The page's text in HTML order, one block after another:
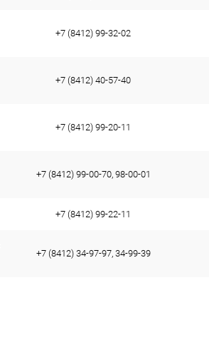
+7 (8412) 99-32-02
+7 (8412) 40-57-40
+7 (8412) 99-20-11
+7 (8412) 99-00-70, 98-00-01
+7 (8412) 99-22-11
+7 (8412) 34-97-97, 34-99-39